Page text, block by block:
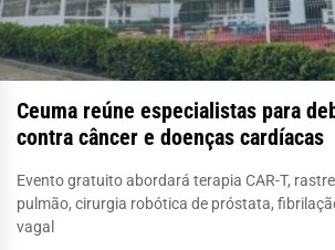
Ceuma reúne especialistas para
contra câncer e doenças cardíacas
Evento gratuito abordará terapia CAR-T,
pulmão, cirurgia robótica de próstata,
vagal